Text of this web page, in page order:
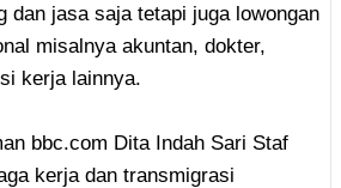
dan jasa saja tetapi juga lowongan
misalnya akuntan, dokter,
kerja lainnya.
bbc.com Dita Indah Sari Staf
kerja dan transmigrasi